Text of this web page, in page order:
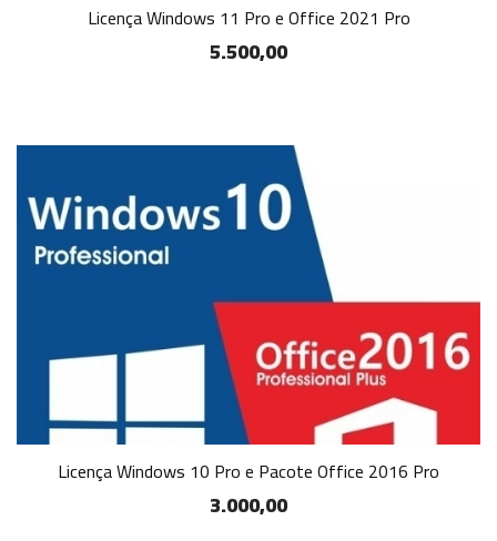
Licença Windows 11 Pro e Office 2021 Pro
5.500,00
Licença Windows 10 Pro e Pacote Office 2016 Pro
3.000,00